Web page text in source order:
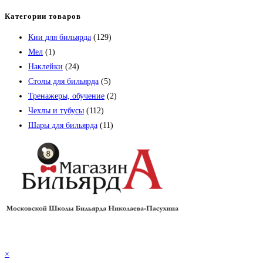
Категории товаров
Кии для бильярда (129)
Мел (1)
Наклейки (24)
Столы для бильярда (5)
Тренажеры, обучение (2)
Чехлы и тубусы (112)
Шары для бильярда (11)
×